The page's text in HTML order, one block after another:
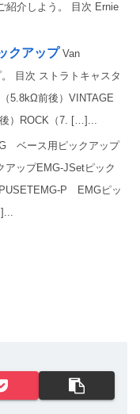
紹介しよう。 目次 Ernie
クアップ Van
目次 ストラトキャスタ
5.8kΩ前後）VINTAGE
）ROCK（7. […]...
ベース用ピックアップ
ップEMG-JSetピック
P EMGピッ